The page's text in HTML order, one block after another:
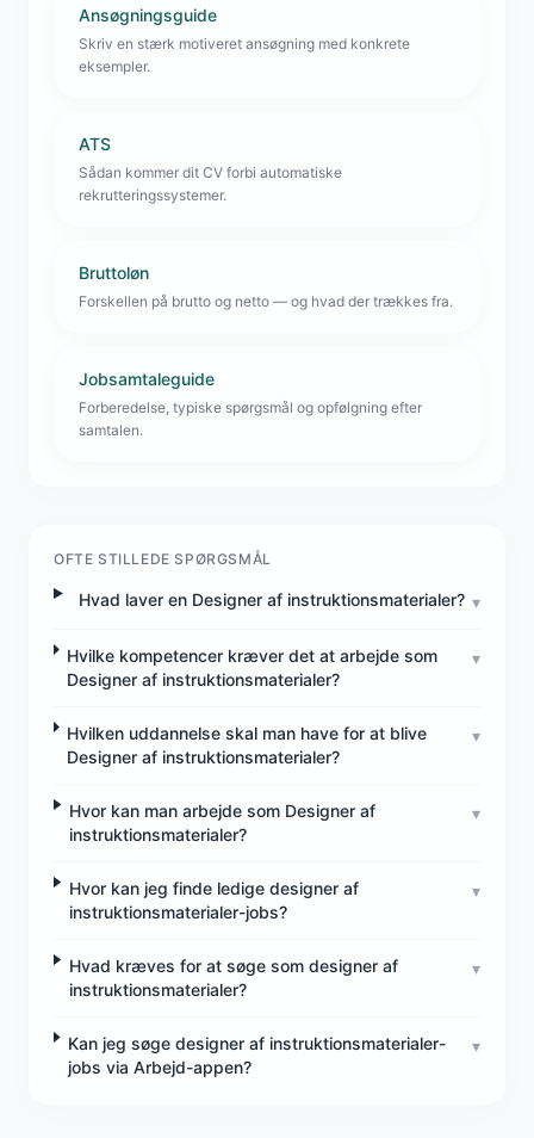
Ansøgningsguide
Skriv en stærk motiveret ansøgning med konkrete
eksempler.
ATS
Sådan kommer dit CV forbi automatiske
rekrutteringssystemer.
Bruttoløn
Forskellen på brutto og netto — og hvad der trækkes fra.
Jobsamtaleguide
Forberedelse, typiske spørgsmål og opfølgning efter
samtalen.
OFTE STILLEDE SPØRGSMÅL
Hvad laver en Designer af instruktionsmaterialer? ▾
Hvilke kompetencer kræver det at arbejde som
Designer af instruktionsmaterialer?
▾
Hvilken uddannelse skal man have for at blive
Designer af instruktionsmaterialer?
▾
Hvor kan man arbejde som Designer af
instruktionsmaterialer?
▾
Hvor kan jeg finde ledige designer af
instruktionsmaterialer-jobs?
▾
Hvad kræves for at søge som designer af
instruktionsmaterialer?
▾
Kan jeg søge designer af instruktionsmaterialer-
jobs via Arbejd-appen?
▾